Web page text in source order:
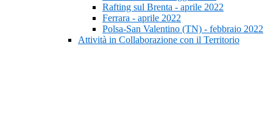
Rafting sul Brenta - aprile 2022
Ferrara - aprile 2022
Polsa-San Valentino (TN) - febbraio 2022
Attività in Collaborazione con il Territorio